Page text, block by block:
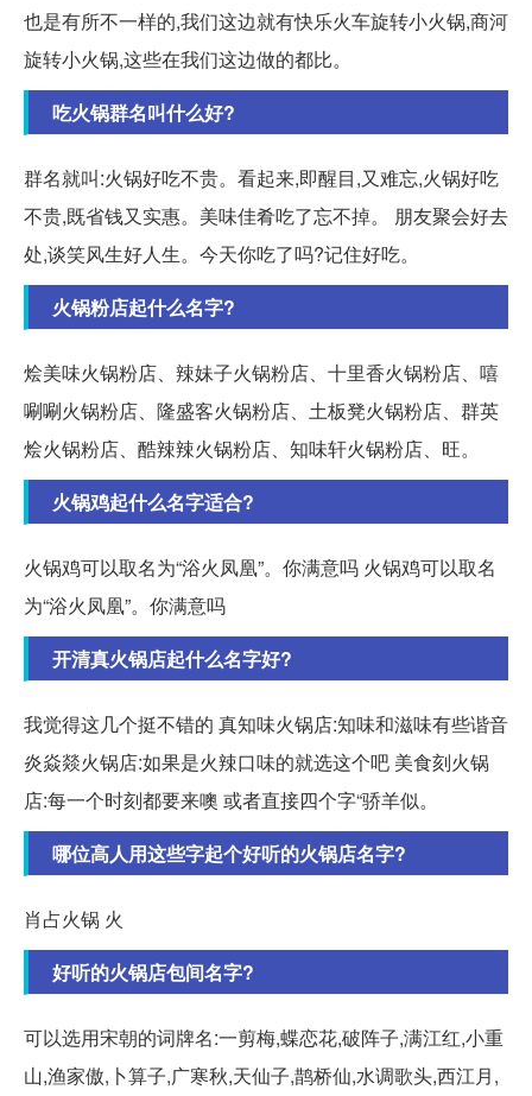
也是有所不一样的,我们这边就有快乐火车旋转小火锅,商河
旋转小火锅,这些在我们这边做的都比。
吃火锅群名叫什么好?
群名就叫:火锅好吃不贵。看起来,即醒目,又难忘,火锅好吃
不贵,既省钱又实惠。美味佳肴吃了忘不掉。 朋友聚会好去
处,谈笑风生好人生。今天你吃了吗?记住好吃。
火锅粉店起什么名字?
烩美味火锅粉店、辣妹子火锅粉店、十里香火锅粉店、嘻
唰唰火锅粉店、隆盛客火锅粉店、土板凳火锅粉店、群英
烩火锅粉店、酷辣辣火锅粉店、知味轩火锅粉店、旺。
火锅鸡起什么名字适合?
火锅鸡可以取名为“浴火凤凰”。你满意吗 火锅鸡可以取名
为“浴火凤凰”。你满意吗
开清真火锅店起什么名字好?
我觉得这几个挺不错的 真知味火锅店:知味和滋味有些谐音
炎焱燚火锅店:如果是火辣口味的就选这个吧 美食刻火锅
店:每一个时刻都要来噢 或者直接四个字“骄羊似。
哪位高人用这些字起个好听的火锅店名字?
肖占火锅 火
好听的火锅店包间名字?
可以选用宋朝的词牌名:一剪梅,蝶恋花,破阵子,满江红,小重
山,渔家傲,卜算子,广寒秋,天仙子,鹊桥仙,水调歌头,西江月,